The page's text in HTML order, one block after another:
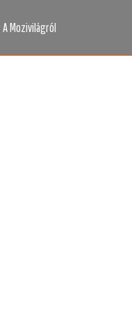
A Mozivilágról